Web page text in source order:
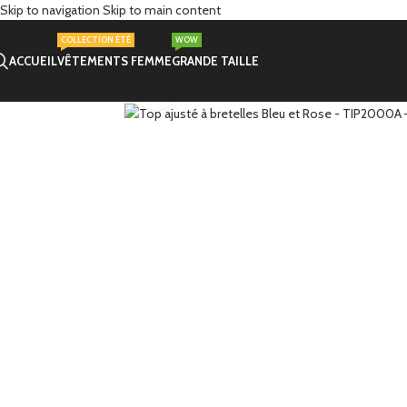
Skip to navigation Skip to main content
ACCUEILVÊTEMENTS FEMME
COLLECTION ÉTÉ
GRANDE TAILLE
WOW